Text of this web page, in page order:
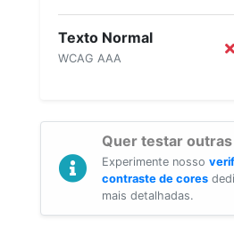
Texto Normal
WCAG AAA
Quer testar
Experimente nosso
contraste de cores
mais detalhadas.